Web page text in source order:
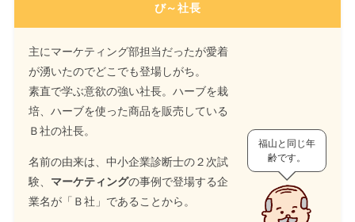
び～社長
主にマーケティング部担当だったが愛着
が湧いたのでどこでも登場しがち。
素直で学ぶ意欲の強い社長。ハーブを栽
培、ハーブを使った商品を販売している
Ｂ社の社長。
名前の由来は、中小企業診断士の２次試
験、 マーケティングの事例で登場する企
業名が「Ｂ社」であることから。
福山と同じ年
齢です。